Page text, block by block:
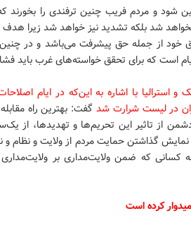
و مردم فریب چنین ترفندی را بخورند که
شد بلکه تشدید نیز خواهد شد زیرا هدف
خود از جمله حق پیشرفت می‌باشد و در
است که برای تحقق خواسته‌های غرب باید
و استرالیا با اشاره به این‌که در ایام
در لیست شرارت شد گفت: بهترین راه
از تاثیر این تحریم‌ها و تهدیدها، از
نمایش گذاشتن حمایت مردم از ولایت و نظام و
کسانی که ضمن ولایت‌مداری بر
کرده است